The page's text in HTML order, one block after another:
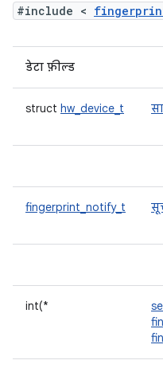
#include <
डेटा फ़ील्ड
struct hw_device_t
fingerprint_notify_t
int(*